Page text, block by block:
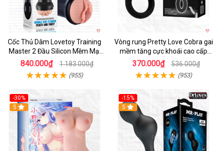
Cốc Thủ Dâm Lovetoy Training
Master 2 Đầu Silicon Mềm Mại
Tiện Lợi
840.000₫ 1.183.000₫
(955)
Vòng rung Pretty Love Cobra gai
mềm tăng cực khoái cao cấp
chính hãng
370.000₫ 536.000₫
(953)
-30%
Hot
5
-15%
Hot
5